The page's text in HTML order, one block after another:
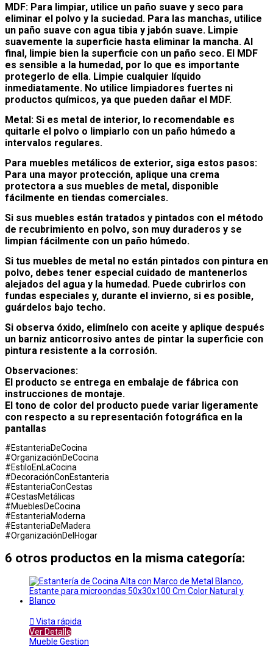
MDF: Para limpiar, utilice un paño suave y seco para
eliminar el polvo y la suciedad. Para las manchas, utilice
un paño suave con agua tibia y jabón suave. Limpie
suavemente la superficie hasta eliminar la mancha. Al
final, limpie bien la superficie con un paño seco. El MDF
es sensible a la humedad, por lo que es importante
protegerlo de ella. Limpie cualquier líquido
inmediatamente. No utilice limpiadores fuertes ni
productos químicos, ya que pueden dañar el MDF.
Metal: Si es metal de interior, lo recomendable es
quitarle el polvo o limpiarlo con un paño húmedo a
intervalos regulares.
Para muebles metálicos de exterior, siga estos pasos:
Para una mayor protección, aplique una crema
protectora a sus muebles de metal, disponible
fácilmente en tiendas comerciales.
Si sus muebles están tratados y pintados con el método
de recubrimiento en polvo, son muy duraderos y se
limpian fácilmente con un paño húmedo.
Si tus muebles de metal no están pintados con pintura en
polvo, debes tener especial cuidado de mantenerlos
alejados del agua y la humedad. Puede cubrirlos con
fundas especiales y, durante el invierno, si es posible,
guárdelos bajo techo.
Si observa óxido, elimínelo con aceite y aplique después
un barniz anticorrosivo antes de pintar la superficie con
pintura resistente a la corrosión.
Observaciones:
El producto se entrega en embalaje de fábrica con
instrucciones de montaje.
El tono de color del producto puede variar ligeramente
con respecto a su representación fotográfica en la
pantallas
#EstanteriaDeCocina
#OrganizaciónDeCocina
#EstiloEnLaCocina
#DecoraciónConEstanteria
#EstanteriaConCestas
#CestasMetálicas
#MueblesDeCocina
#EstanteriaModerna
#EstanteriaDeMadera
#OrganizaciónDelHogar
6 otros productos en la misma categoría:
 Vista rápida
Ver Detalle
Mueble Gestion